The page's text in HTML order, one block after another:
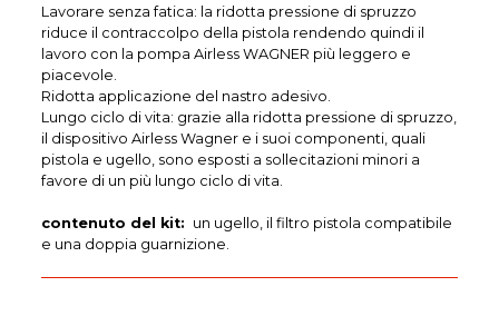
Lavorare senza fatica: la ridotta pressione di spruzzo
riduce il contraccolpo della pistola rendendo quindi il
lavoro con la pompa Airless WAGNER più leggero e
piacevole.
Ridotta applicazione del nastro adesivo.
Lungo ciclo di vita: grazie alla ridotta pressione di spruzzo,
il dispositivo Airless Wagner e i suoi componenti, quali
pistola e ugello, sono esposti a sollecitazioni minori a
favore di un più lungo ciclo di vita.
contenuto del kit: un ugello, il filtro pistola compatibile
e una doppia guarnizione.